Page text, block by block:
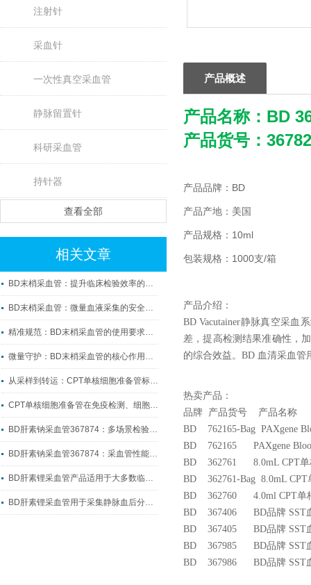
注射针
采血针
一次性真空采血管
静脉留置针
科研采血管
持针器
查看全部
相关文章
BD末梢采血管：提升临床检验效率的微观利器
BD末梢采血管：微量血液采集的安全守护者
精准规范：BD末梢采血管的使用要求与操作要点
微量守护：BD末梢采血管的核心作用与临床价值
从采样到转运：CPT单核细胞准备管标准化制样全流程指南
CPT单核细胞准备管在免疫检测、细胞科研中的实操应用
BD肝素钠采血管367874：多场景检验采血的核心耗材
BD肝素钠采血管367874：采血管性能升级的典型代表
BD肝素锂采血管产品适用于大多数临床生化检测
BD肝素锂采血管用于采集静脉血后分离出血浆
产品概述
产品名称： BD
产品货号：
产品品牌：BD
产品产地：美国
产品规格：10ml
包装规格：1000支/箱
产品介绍：
BD Vacutainer静脉真空采血
差，提高检测结果准确性，
的综合效益。BD 血清采血
热卖产品：
品牌 产品货号 产品名称
BD 762165-Bag PAXgene
BD 762165 PAXgene
BD 362761 8.0mL CPT单
BD 362761-Bag 8.0mL CPT
BD 362760 4.0ml CPT单
BD 367406 BD品牌 SST
BD 367405 BD品牌 SST
BD 367985 BD品牌 SST
BD 367986 BD品牌 SST